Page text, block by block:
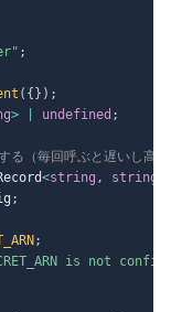
;
( { } ) ;
> undefined ;
る（毎回呼ぶと遅いし高
<string , string
;
;
is not